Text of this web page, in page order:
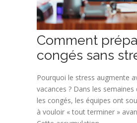
Comment
congés sans
Pourquoi le stress augmente
vacances ? Dans les
les congés, les équipes ont
à vouloir « tout terminer »